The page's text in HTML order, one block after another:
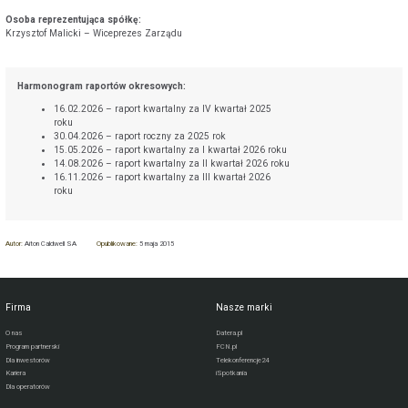
Osoba reprezentująca spółkę:
Krzysztof Malicki – Wiceprezes Zarządu
Harmonogram raportów okresowych:
16.02.2026 – raport kwartalny za IV kwartał 2025
roku
30.04.2026 – raport roczny za 2025 rok
15.05.2026 – raport kwartalny za I kwartał 2026 roku
14.08.2026 – raport kwartalny za II kwartał 2026 roku
16.11.2026 – raport kwartalny za III kwartał 2026
roku
Autor:Aiton Caldwell SA Opublikowane: 5 maja 2015
Firma
O nas
Program partnerski
Dla inwestorów
Kariera
Dla operatorów
Nasze marki
Datera.pl
FCN.pl
Telekonferencje24
iSpotkania